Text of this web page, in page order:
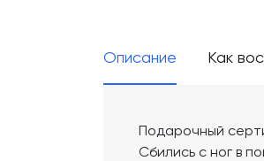
Описание Как
Подарочный
Сбились с ног в